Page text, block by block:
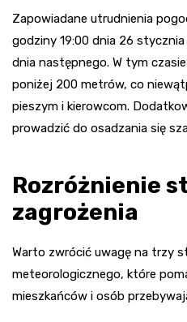
Zapowiadane utrudnienia
godziny 19:00 dnia 26
dnia następnego. W tym
poniżej 200 metrów, co
pieszym i kierowcom.
prowadzić do osadzania się
Rozróżnienie
zagrożenia
Warto zwrócić uwagę na trzy
meteorologicznego, które
mieszkańców i osób